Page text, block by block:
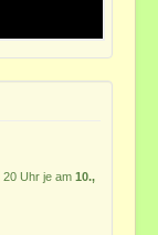
20 Uhr je am 10.,